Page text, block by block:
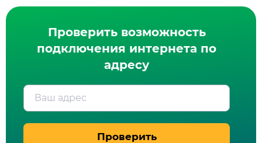
Проверить возможность
подключения интернета по
адресу
Ваш адрес
Проверить